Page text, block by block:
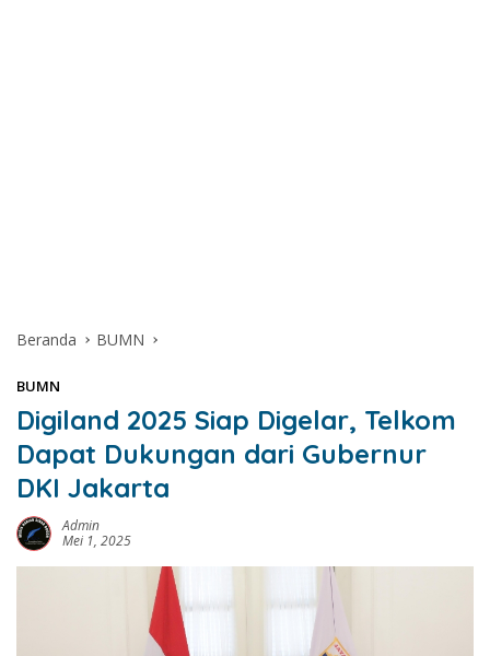
Beranda BUMN
BUMN
Digiland 2025 Siap Digelar, Telkom
Dapat Dukungan dari Gubernur
DKI Jakarta
Admin
Mei 1, 2025